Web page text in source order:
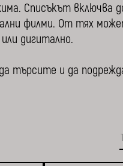
Списъкът включва
филми. От тях
дигитално.
търсите и да